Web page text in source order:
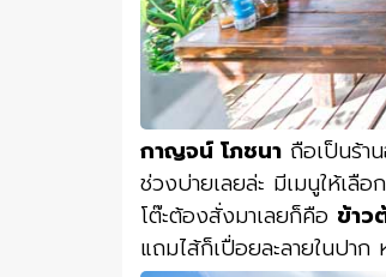
กาญจน์ โภชนา ถือเป็นร้า
ช่วงบ่ายเลยล่ะ มีเมนูให้เ
โต๊ะต้องสั่งมาเลยก็คือ ข้าว
แถมไส้ก็เปื่อยละลายในปา